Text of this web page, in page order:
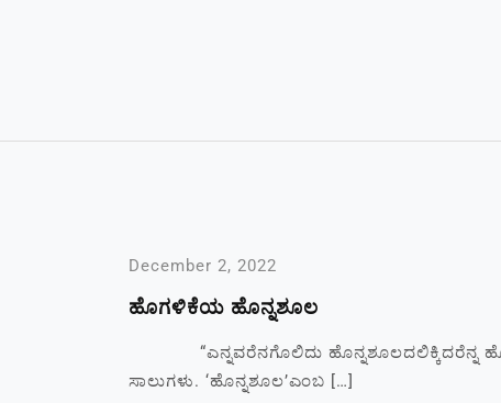
December 2, 2022
ಹೊಗಳಿಕೆಯ ಹೊನ್ನಶೂಲ
“ಎನ್ನವರೆನಗೊಲಿದು ಹೊನ್ನಶೂಲದಲಿಕ್ಕಿದರೆನ್ನ
ಸಾಲುಗಳು. ‘ಹೊನ್ನಶೂಲ’ಎಂಬ […]